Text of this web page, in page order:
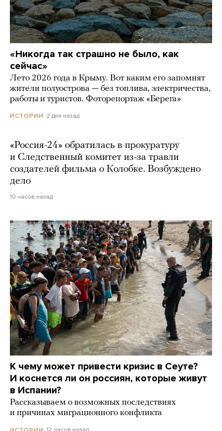
«Никогда так страшно не было, как
сейчас»
Лето 2026 года в Крыму. Вот каким его запомнят
жители полуострова — без топлива, электричества,
работы и туристов. Фоторепортаж «Берега»
ИСТОРИИ 2 дня назад
«Россия-24» обратилась в прокуратуру
и Следственный комитет из-за травли
создателей фильма о Колобке. Возбуждено
дело
10 часов назад
К чему может привести кризис в Сеуте?
И коснется ли он россиян, которые живут
в Испании?
Рассказываем о возможных последствиях
и причинах миграционного конфликта